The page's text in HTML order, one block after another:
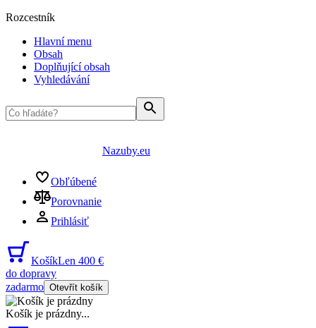
Rozcestník
Hlavní menu
Obsah
Doplňující obsah
Vyhledávání
Nazuby.eu
Obľúbené
Porovnanie
Prihlásiť
KošíkLen 400 €
do dopravy
zadarmo Otevřít košík
Košík je prázdny...